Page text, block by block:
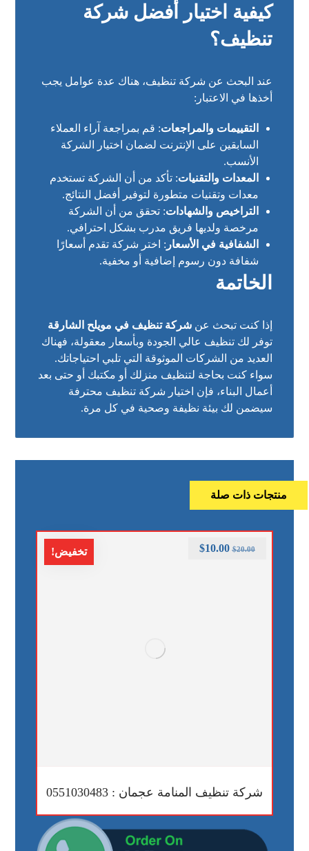
كيفية اختيار أفضل شركة
تنظيف؟
عند البحث عن شركة تنظيف، هناك عدة عوامل يجب
أخذها في الاعتبار:
التقييمات والمراجعات: قم بمراجعة آراء العملاء
السابقين على الإنترنت لضمان اختيار الشركة
الأنسب.
المعدات والتقنيات: تأكد من أن الشركة تستخدم
معدات وتقنيات متطورة لتوفير أفضل النتائج.
التراخيص والشهادات: تحقق من أن الشركة
مرخصة ولديها فريق مدرب بشكل احترافي.
الشفافية في الأسعار : اختر شركة تقدم أسعارًا
شفافة دون رسوم إضافية أو مخفية.
الخاتمة
إذا كنت تبحث عنشركة تنظيف في مويلح الشارقة
توفر لك تنظيف عالي الجودة وبأسعار معقولة، فهناك
العديد من الشركات الموثوقة التي تلبي احتياجاتك.
سواء كنت بحاجة لتنظيف منزلك أو مكتبك أو حتى بعد
أعمال البناء، فإن اختيار شركة تنظيف محترفة
سيضمن لك بيئة نظيفة وصحية في كل مرة.
منتجات ذات صلة
تخفيض!
شركة تنظيف المنامة عجمان : 0551030483
$20.00
$10.00